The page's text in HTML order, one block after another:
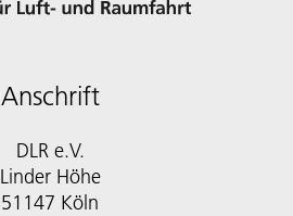
Anschrift
DLR e.V.
Linder Höhe
51147 Köln